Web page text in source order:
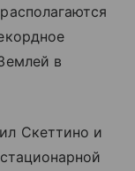
в
Скеттино и